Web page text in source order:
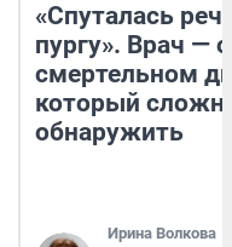
«Спуталась
пургу». Врач — о
смертельном
который
обнаружить
Ирина Волкова